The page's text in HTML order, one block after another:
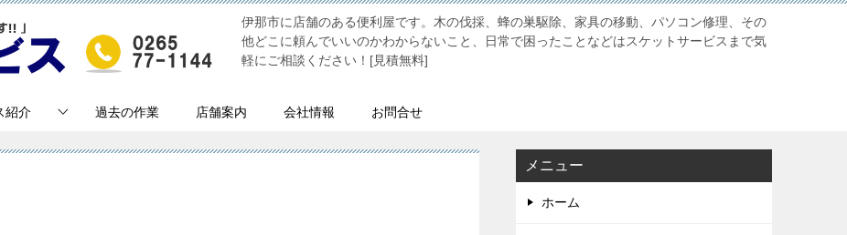
伊那市に店舗のある便利屋です。木の伐採、蜂の巣駆除、家具の移動、パソコン修理、その
他どこに頼んでいいのかわからないこと、日常で困ったことなどはスケットサービスまで気
軽にご相談ください！[見積無料]
紹介 過去の作業 店舗案内 会社情報 お問合せ
メニュー
ホーム